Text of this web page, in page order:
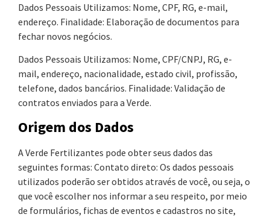
Dados Pessoais Utilizamos: Nome, CPF, RG, e-mail,
endereço. Finalidade: Elaboração de documentos para
fechar novos negócios.
Dados Pessoais Utilizamos: Nome, CPF/CNPJ, RG, e-
mail, endereço, nacionalidade, estado civil, profissão,
telefone, dados bancários. Finalidade: Validação de
contratos enviados para a Verde.
Origem dos Dados
A Verde Fertilizantes pode obter seus dados das
seguintes formas: Contato direto: Os dados pessoais
utilizados poderão ser obtidos através de você, ou seja, o
que você escolher nos informar a seu respeito, por meio
de formulários, fichas de eventos e cadastros no site,